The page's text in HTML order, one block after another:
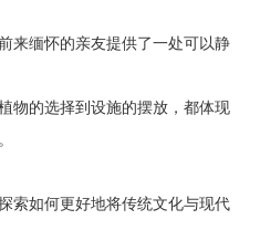
来缅怀的亲友提供了一处可以静
物的选择到设施的摆放，都体现
索如何更好地将传统文化与现代